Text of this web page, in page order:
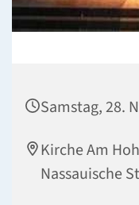
Samstag, 28.
Kirche Am
Nassauische